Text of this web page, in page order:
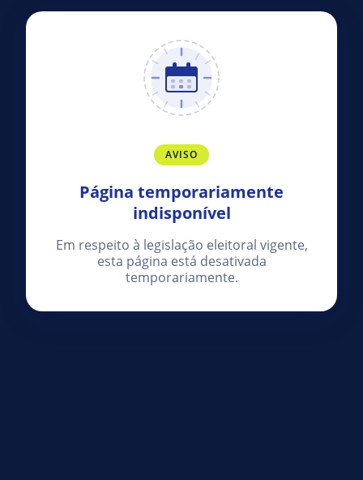
AVISO
Página temporariamente
indisponível
Em respeito à legislação eleitoral vigente,
esta página está desativada
temporariamente.